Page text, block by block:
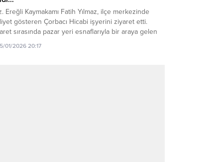
Ereğli Kaymakamı Fatih Yılmaz, ilçe merkezinde
gösteren Çorbacı Hicabi işyerini ziyaret etti.
sırasında pazar yeri esnaflarıyla bir araya gelen
Yılmaz, esnafın hal ve hatırını sorarak sohbet
İşletme sahiplerinden yürütülen çalışmalar hakkında
01/2026 20:17